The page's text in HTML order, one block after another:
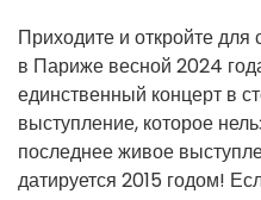
Приходите и откройте
в Париже весной 2024
единственный концерт в
выступление, которое
последнее живое
датируется 2015 годом!